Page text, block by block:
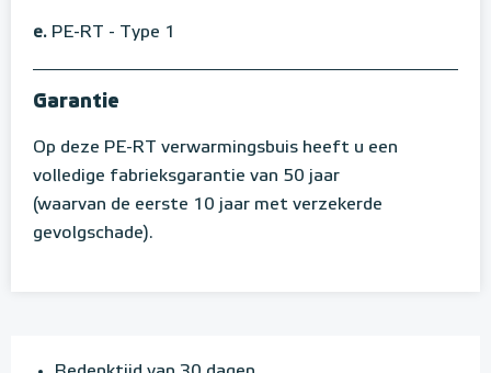
e. PE-RT - Type 1
Garantie
Op deze PE-RT verwarmingsbuis heeft u een
volledige fabrieksgarantie van 50 jaar
(waarvan de eerste 10 jaar met verzekerde
gevolgschade).